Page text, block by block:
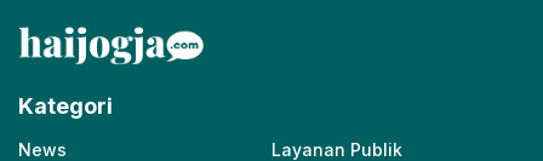
Kategori
News
Layanan Publik